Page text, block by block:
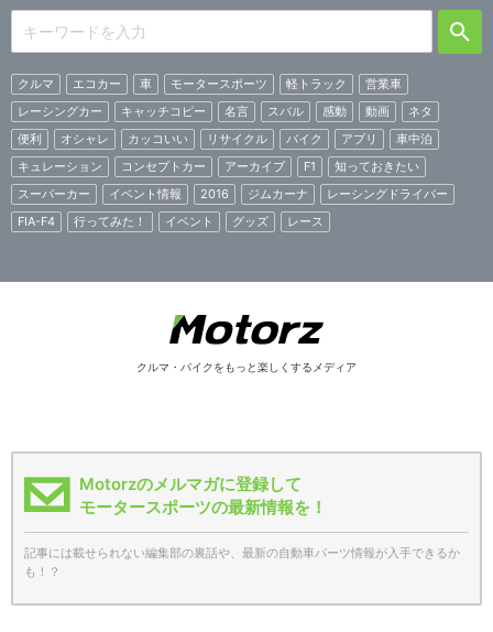
クルマ エコカー 車 モータースポーツ 軽トラック
営業車
レーシングカー
キャッチコピー 名言 スバル 感動 動画
ネタ
便利
オシャレ カッコいい リサイクル バイク アプリ
車中泊
キュレーション
コンセプトカー アーカイブ F1
知っておきたい
スーパーカー
イベント情報 2016 ジムカーナ
レーシングドライバー
FIA-F4
行ってみた！ イベント グッズ レース
クルマ・バイクをもっと楽しくするメディア
Motorzのメルマガに登録して
モータースポーツの最新情報を！
記事には載せられない編集部の裏話や、最新の自動車パーツ情報が入手できるか
も！？